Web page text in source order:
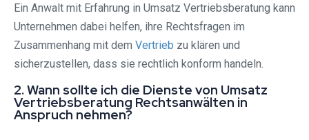
Ein Anwalt mit Erfahrung in Umsatz Vertriebsberatung kann
Unternehmen dabei helfen, ihre Rechtsfragen im
Zusammenhang mit dem Vertrieb zu klären und
sicherzustellen, dass sie rechtlich konform handeln.
2. Wann sollte ich die Dienste von Umsatz
Vertriebsberatung Rechtsanwälten in
Anspruch nehmen?